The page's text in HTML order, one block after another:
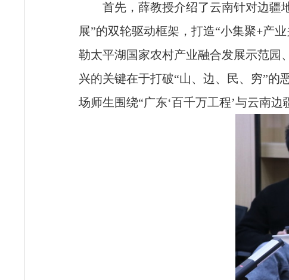
首先，薛教授介绍了云南针对边疆
展”的双轮驱动框架，打造“小集聚+产
勒太平湖国家农村产业融合发展示范园
兴的关键在于打破“山、边、民、穷”的
场师生围绕“广东‘百千万工程’与云南